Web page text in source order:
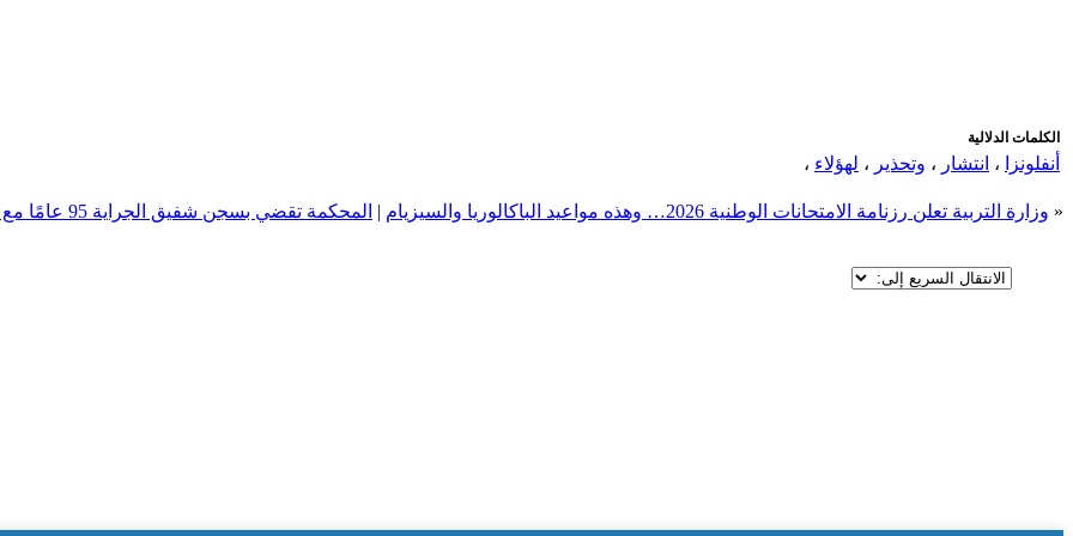
الكلمات الدلالية
أنفلونزا ، انتشار ، وتحذير ، لهؤلاء ،
« وزارة التربية تعلن رزنامة الامتحانات الوطنية 2026… وهذه مواعيد الباكالوريا والسيزيام | المحكمة تقضي بسجن شفيق الجراية 95 عامًا مع النفاذ العاجل